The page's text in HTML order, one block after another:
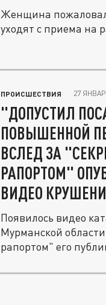
Женщина
уходят с приема на
ПРОИСШЕСТВИЯ 27
"ДОПУСТИЛ
ПОВЫШЕННОЙ
ВСЛЕД ЗА
РАПОРТОМ"
ВИДЕО
Появилось видео
Мурманской
рапортом" его